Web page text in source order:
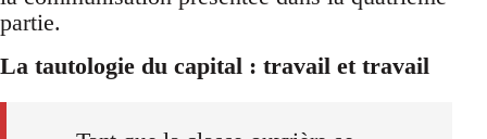
partie.
La tautologie du capital : travail et travail